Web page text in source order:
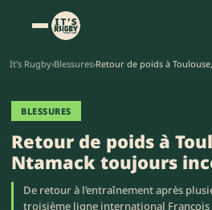
It's Rugby›Blessures›Retour de poids à
BLESSURES
Retour de poids à
Ntamack toujours
De retour à l’entraînement après
troisième ligne international